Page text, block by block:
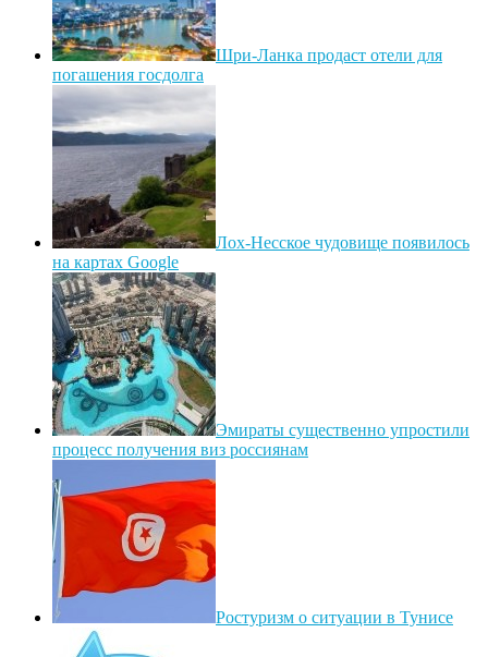
Шри-Ланка продаст отели для
погашения госдолга
Лох-Несское чудовище появилось
на картах Google
Эмираты существенно упростили
процесс получения виз россиянам
Ростуризм о ситуации в Тунисе